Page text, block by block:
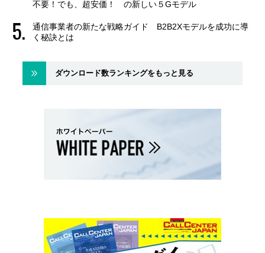
不要！でも、超安価！ の新しい５Gモデル
通信事業者の新たな戦略ガイド B2B2Xモデルを成功に導
く秘訣とは
ダウンロード数ランキングをもっと見る